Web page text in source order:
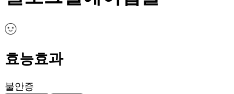
효능효과
불안증